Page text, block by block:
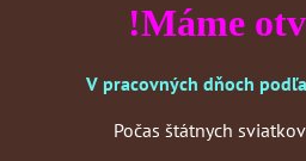
!Máme
V pracovných dňoch
Počas štátnych